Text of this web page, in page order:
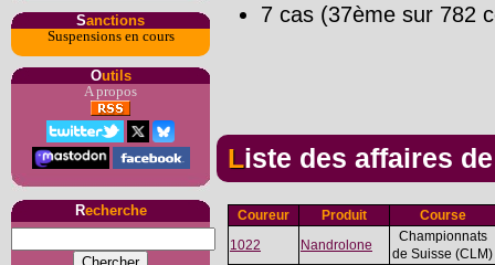
Sanctions
Suspensions en cours
Outils
A propos
Recherche
7 cas (37ème sur 782
Liste des affaires
Coureur Produit
Course
1022
Nandrolone
Championnats
de Suisse (CLM)